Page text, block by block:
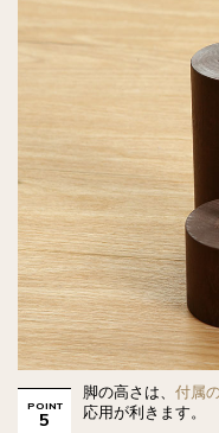
POINT
5
脚の高さは、 付属
応用が利きます。